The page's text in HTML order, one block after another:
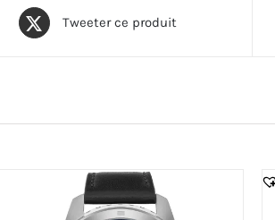
Tweeter ce produit